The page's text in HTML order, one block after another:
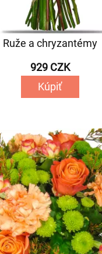
Ruže a chryzantémy
929 CZK
Kúpiť